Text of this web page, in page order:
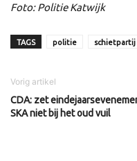
Foto: Politie Katwijk
TAGS politie schietpartij
Vorig artikel
CDA: zet
SKA niet bij het oud vuil